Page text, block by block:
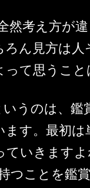
然考え方が
ん見方は
て思うこ
うのは、鑑
ます。最初
ていきます
つことを鑑